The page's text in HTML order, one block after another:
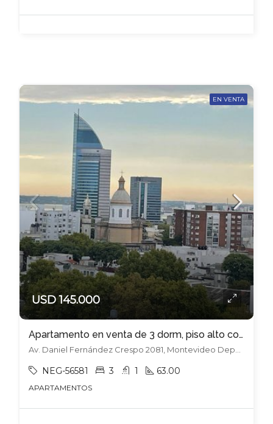
EN VENTA
USD 145.000
Apartamento en venta de 3 dorm, piso alto con vista!!
NEG-56581 3 1 63.00
APARTAMENTOS